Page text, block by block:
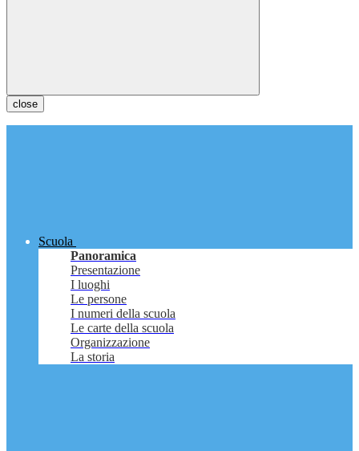
close
Scuola
Panoramica
Presentazione
I luoghi
Le persone
I numeri della scuola
Le carte della scuola
Organizzazione
La storia